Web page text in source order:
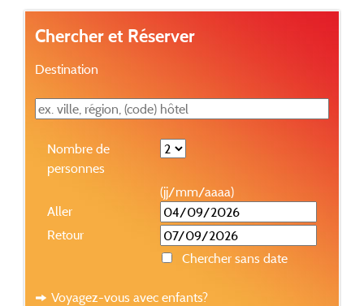
Chercher et Réserver
Destination
Nombre de
personnes
(jj/mm/aaaa)
Aller
Retour
Chercher sans date
Voyagez-vous avec enfants?